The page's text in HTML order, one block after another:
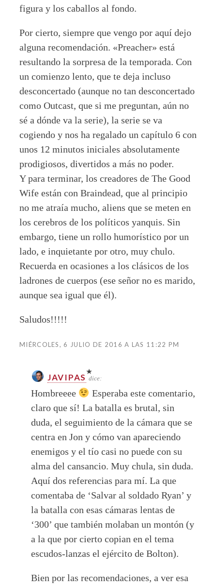
figura y los caballos al fondo.
Por cierto, siempre que vengo por aquí dejo
alguna recomendación. «Preacher» está
resultando la sorpresa de la temporada. Con
un comienzo lento, que te deja incluso
desconcertado (aunque no tan desconcertado
como Outcast, que si me preguntan, aún no
sé a dónde va la serie), la serie se va
cogiendo y nos ha regalado un capítulo 6 con
unos 12 minutos iniciales absolutamente
prodigiosos, divertidos a más no poder.
Y para terminar, los creadores de The Good
Wife están con Braindead, que al principio
no me atraía mucho, aliens que se meten en
los cerebros de los políticos yanquis. Sin
embargo, tiene un rollo humorístico por un
lado, e inquietante por otro, muy chulo.
Recuerda en ocasiones a los clásicos de los
ladrones de cuerpos (ese señor no es marido,
aunque sea igual que él).
Saludos!!!!!
MIÉRCOLES, 6 JULIO DE 2016 A LAS 11:22 PM
JAVIPAS dice:
Hombreeee
Esperaba este comentario,
claro que sí! La batalla es brutal, sin
duda, el seguimiento de la cámara que se
centra en Jon y cómo van apareciendo
enemigos y el tío casi no puede con su
alma del cansancio. Muy chula, sin duda.
Aquí dos referencias para mí. La que
comentaba de ‘Salvar al soldado Ryan’ y
la batalla con esas cámaras lentas de
‘300’ que también molaban un montón (y
a la que por cierto copian en el tema
escudos-lanzas el ejército de Bolton).
Bien por las recomendaciones, a ver esa